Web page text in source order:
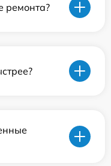
ремонта?